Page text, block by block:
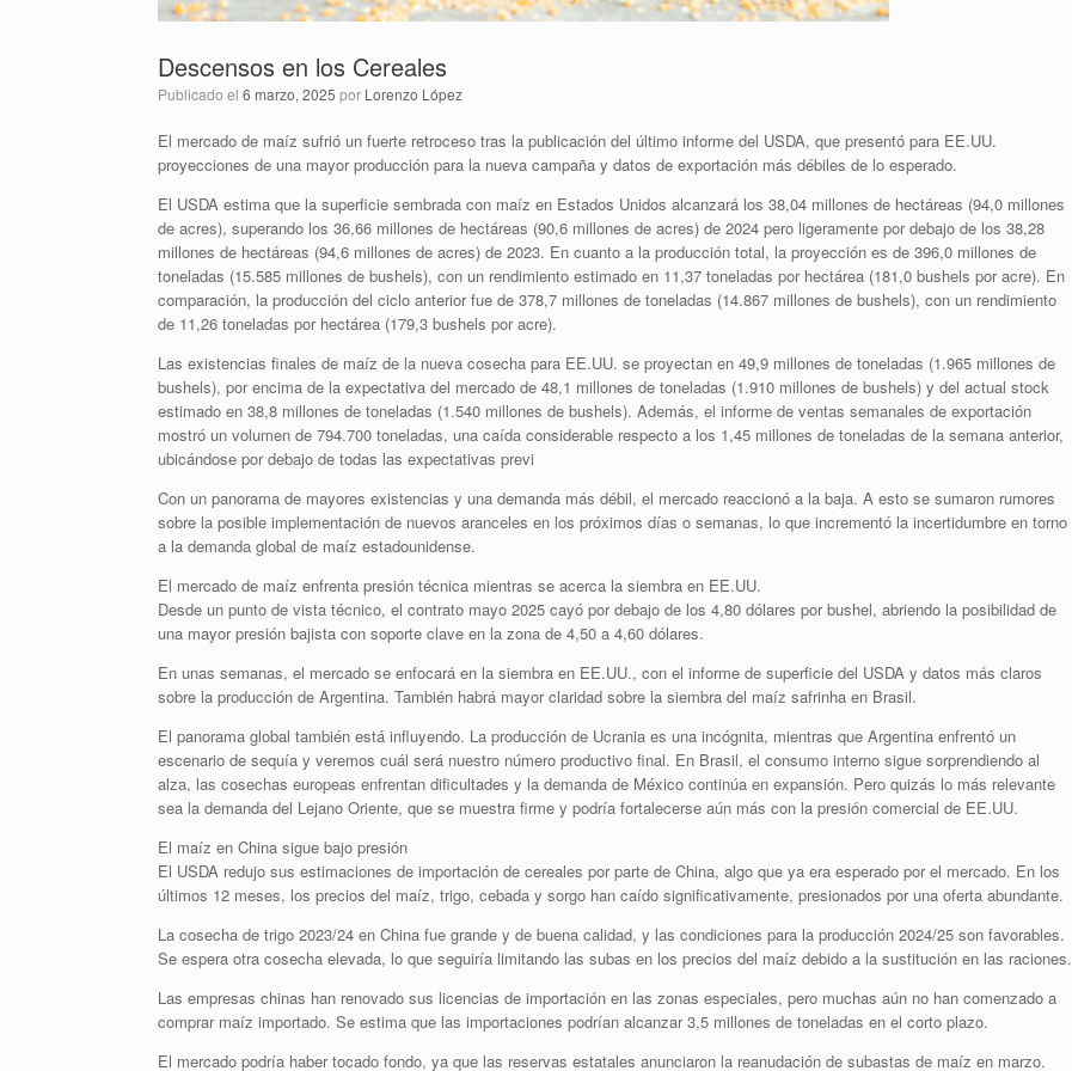
Descensos en los Cereales
Publicado el 6 marzo, 2025 por Lorenzo López
El mercado de maíz sufrió un fuerte retroceso tras la publicación del último informe del USDA, que presentó para EE.UU.
proyecciones de una mayor producción para la nueva campaña y datos de exportación más débiles de lo esperado.
El USDA estima que la superficie sembrada con maíz en Estados Unidos alcanzará los 38,04 millones de hectáreas (94,0 millones
de acres), superando los 36,66 millones de hectáreas (90,6 millones de acres) de 2024 pero ligeramente por debajo de los 38,28
millones de hectáreas (94,6 millones de acres) de 2023. En cuanto a la producción total, la proyección es de 396,0 millones de
toneladas (15.585 millones de bushels), con un rendimiento estimado en 11,37 toneladas por hectárea (181,0 bushels por acre). En
comparación, la producción del ciclo anterior fue de 378,7 millones de toneladas (14.867 millones de bushels), con un rendimiento
de 11,26 toneladas por hectárea (179,3 bushels por acre).
Las existencias finales de maíz de la nueva cosecha para EE.UU. se proyectan en 49,9 millones de toneladas (1.965 millones de
bushels), por encima de la expectativa del mercado de 48,1 millones de toneladas (1.910 millones de bushels) y del actual stock
estimado en 38,8 millones de toneladas (1.540 millones de bushels). Además, el informe de ventas semanales de exportación
mostró un volumen de 794.700 toneladas, una caída considerable respecto a los 1,45 millones de toneladas de la semana anterior,
ubicándose por debajo de todas las expectativas previ
Con un panorama de mayores existencias y una demanda más débil, el mercado reaccionó a la baja. A esto se sumaron rumores
sobre la posible implementación de nuevos aranceles en los próximos días o semanas, lo que incrementó la incertidumbre en torno
a la demanda global de maíz estadounidense.
El mercado de maíz enfrenta presión técnica mientras se acerca la siembra en EE.UU.
Desde un punto de vista técnico, el contrato mayo 2025 cayó por debajo de los 4,80 dólares por bushel, abriendo la posibilidad de
una mayor presión bajista con soporte clave en la zona de 4,50 a 4,60 dólares.
En unas semanas, el mercado se enfocará en la siembra en EE.UU., con el informe de superficie del USDA y datos más claros
sobre la producción de Argentina. También habrá mayor claridad sobre la siembra del maíz safrinha en Brasil.
El panorama global también está influyendo. La producción de Ucrania es una incógnita, mientras que Argentina enfrentó un
escenario de sequía y veremos cuál será nuestro número productivo final. En Brasil, el consumo interno sigue sorprendiendo al
alza, las cosechas europeas enfrentan dificultades y la demanda de México continúa en expansión. Pero quizás lo más relevante
sea la demanda del Lejano Oriente, que se muestra firme y podría fortalecerse aún más con la presión comercial de EE.UU.
El maíz en China sigue bajo presión
El USDA redujo sus estimaciones de importación de cereales por parte de China, algo que ya era esperado por el mercado. En los
últimos 12 meses, los precios del maíz, trigo, cebada y sorgo han caído significativamente, presionados por una oferta abundante.
La cosecha de trigo 2023/24 en China fue grande y de buena calidad, y las condiciones para la producción 2024/25 son favorables.
Se espera otra cosecha elevada, lo que seguiría limitando las subas en los precios del maíz debido a la sustitución en las raciones.
Las empresas chinas han renovado sus licencias de importación en las zonas especiales, pero muchas aún no han comenzado a
comprar maíz importado. Se estima que las importaciones podrían alcanzar 3,5 millones de toneladas en el corto plazo.
El mercado podría haber tocado fondo, ya que las reservas estatales anunciaron la reanudación de subastas de maíz en marzo.